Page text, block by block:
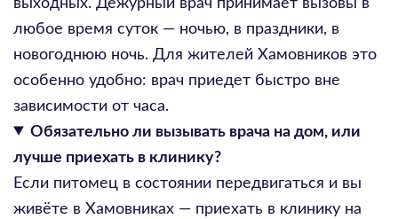
любое время суток — ночью, в праздники, в
новогоднюю ночь. Для жителей Хамовников это
особенно удобно: врач приедет быстро вне
зависимости от часа.
Обязательно ли вызывать врача на дом, или
лучше приехать в клинику?
Если питомец в состоянии передвигаться и вы
живёте в Хамовниках — приехать в клинику на